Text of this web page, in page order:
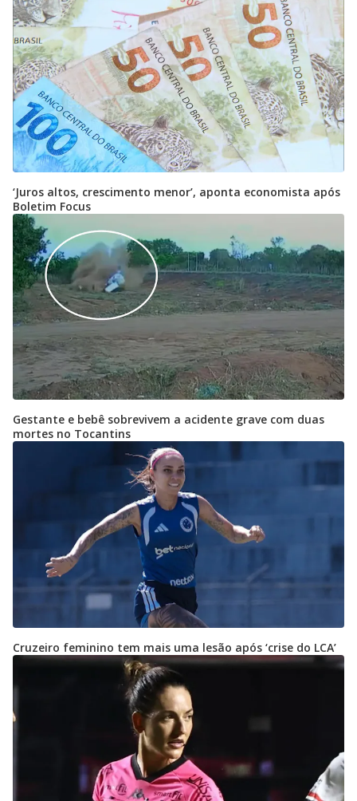
‘Juros altos, crescimento menor’, aponta economista após
Boletim Focus
Gestante e bebê sobrevivem a acidente grave com duas
mortes no Tocantins
Cruzeiro feminino tem mais uma lesão após ‘crise do LCA’